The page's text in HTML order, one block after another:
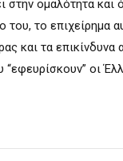
ομαλότητα και
το επιχείρημα
και τα
οι